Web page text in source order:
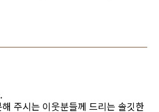
주시는 이웃분들께 드리는 솔깃한